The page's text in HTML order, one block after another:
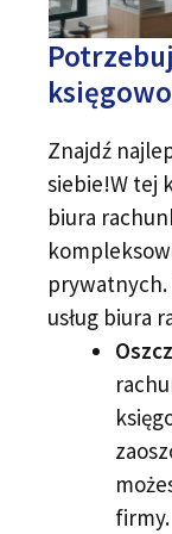
Znajdź
siebie!W tej
biura
prywatnych.
usług biura
firmy.